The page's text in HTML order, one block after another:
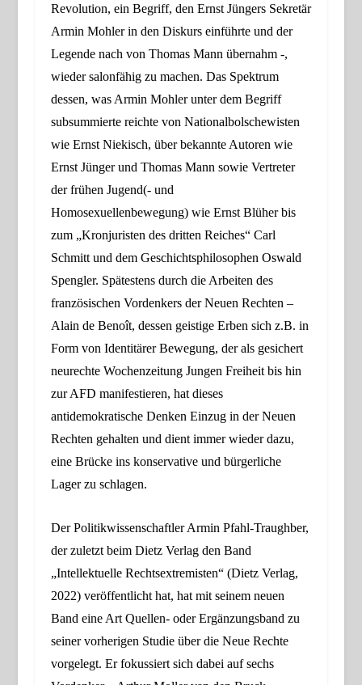
Revolution, ein Begriff, den Ernst Jüngers Sekretär
Armin Mohler in den Diskurs einführte und der
Legende nach von Thomas Mann übernahm -,
wieder salonfähig zu machen. Das Spektrum
dessen, was Armin Mohler unter dem Begriff
subsummierte reichte von Nationalbolschewisten
wie Ernst Niekisch, über bekannte Autoren wie
Ernst Jünger und Thomas Mann sowie Vertreter
der frühen Jugend(- und
Homosexuellenbewegung) wie Ernst Blüher bis
zum „Kronjuristen des dritten Reiches“ Carl
Schmitt und dem Geschichtsphilosophen Oswald
Spengler. Spätestens durch die Arbeiten des
französischen Vordenkers der Neuen Rechten –
Alain de Benoît, dessen geistige Erben sich z.B. in
Form von Identitärer Bewegung, der als gesichert
neurechte Wochenzeitung Jungen Freiheit bis hin
zur AFD manifestieren, hat dieses
antidemokratische Denken Einzug in der Neuen
Rechten gehalten und dient immer wieder dazu,
eine Brücke ins konservative und bürgerliche
Lager zu schlagen.
Der Politikwissenschaftler Armin Pfahl-Traughber,
der zuletzt beim Dietz Verlag den Band
„Intellektuelle Rechtsextremisten“ (Dietz Verlag,
2022) veröffentlicht hat, hat mit seinem neuen
Band eine Art Quellen- oder Ergänzungsband zu
seiner vorherigen Studie über die Neue Rechte
vorgelegt. Er fokussiert sich dabei auf sechs